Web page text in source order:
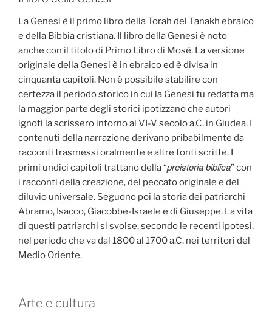
La Genesi è il primo libro della Torah del Tanakh ebraico
e della Bibbia cristiana. Il libro della Genesi è noto
anche con il titolo di Primo Libro di Mosè. La versione
originale della Genesi è in ebraico ed è divisa in
cinquanta capitoli. Non è possibile stabilire con
certezza il periodo storico in cui la Genesi fu redatta ma
la maggior parte degli storici ipotizzano che autori
ignoti la scrissero intorno al VI-V secolo a.C. in Giudea. I
contenuti della narrazione derivano pribabilmente da
racconti trasmessi oralmente e altre fonti scritte. I
primi undici capitoli trattano della “preistoria biblica” con
i racconti della creazione, del peccato originale e del
diluvio universale. Seguono poi la storia dei patriarchi
Abramo, Isacco, Giacobbe-Israele e di Giuseppe. La vita
di questi patriarchi si svolse, secondo le recenti ipotesi,
nel periodo che va dal 1800 al 1700 a.C. nei territori del
Medio Oriente.
Arte e cultura